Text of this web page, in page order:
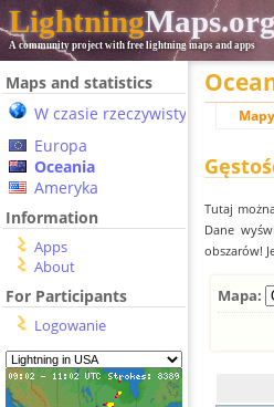
LightningMaps.org
A community project with free lightning maps and apps
Maps and statistics
W czasie rzeczywistym
Europa
Oceania
Ameryka
Information
Apps
About
For Participants
Logowanie
Mapy
Tutaj
Dane
obszarów!
Mapa: